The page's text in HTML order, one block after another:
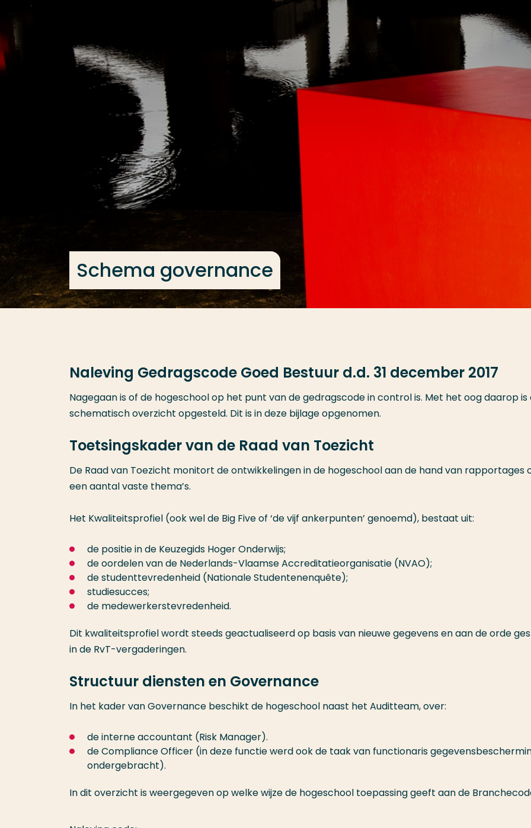
Schema governance
Naleving Gedragscode Goed Bestuur d.d. 31 december 2017
Nagegaan is of de hogeschool op het punt van de gedragscode in control is. Met het oog daarop is
schematisch overzicht opgesteld. Dit is in deze bijlage opgenomen.
Toetsingskader van de Raad van Toezicht
De Raad van Toezicht monitort de ontwikkelingen in de hogeschool aan de hand van rapportages
een aantal vaste thema’s.
Het Kwaliteitsprofiel (ook wel de Big Five of ‘de vijf ankerpunten’ genoemd), bestaat uit:
de positie in de Keuzegids Hoger Onderwijs;
de oordelen van de Nederlands-Vlaamse Accreditatieorganisatie (NVAO);
de studenttevredenheid (Nationale Studentenenquête);
studiesucces;
de medewerkerstevredenheid.
Dit kwaliteitsprofiel wordt steeds geactualiseerd op basis van nieuwe gegevens en aan de orde
in de RvT-vergaderingen.
Structuur diensten en Governance
In het kader van Governance beschikt de hogeschool naast het Auditteam, over:
de interne accountant (Risk Manager).
de Compliance Officer (in deze functie werd ook de taak van functionaris
ondergebracht).
In dit overzicht is weergegeven op welke wijze de hogeschool toepassing geeft aan de
Veel gezocht